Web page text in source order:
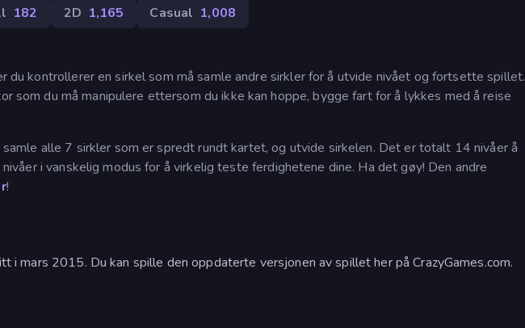
182 2D 1,165 Casual 1,008
du kontrollerer en sirkel som må samle andre sirkler for å utvide nivået og fortsette spillet.
som du må manipulere ettersom du ikke kan hoppe, bygge fart for å lykkes med å reise
samle alle 7 sirkler som er spredt rundt kartet, og utvide sirkelen. Det er totalt 14 nivåer å
i vanskelig modus for å virkelig teste ferdighetene dine. Ha det gøy! Den andre
!
i mars 2015. Du kan spille den oppdaterte versjonen av spillet her på CrazyGames.com.